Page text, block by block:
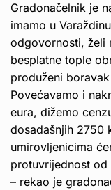
Gradonačelnik je
imamo u
odgovornosti, želi
besplatne tople
produženi
Povećavamo i
eura, dižemo
dosadašnjih 2750
umirovljenicima
protuvrijednost od
– rekao je